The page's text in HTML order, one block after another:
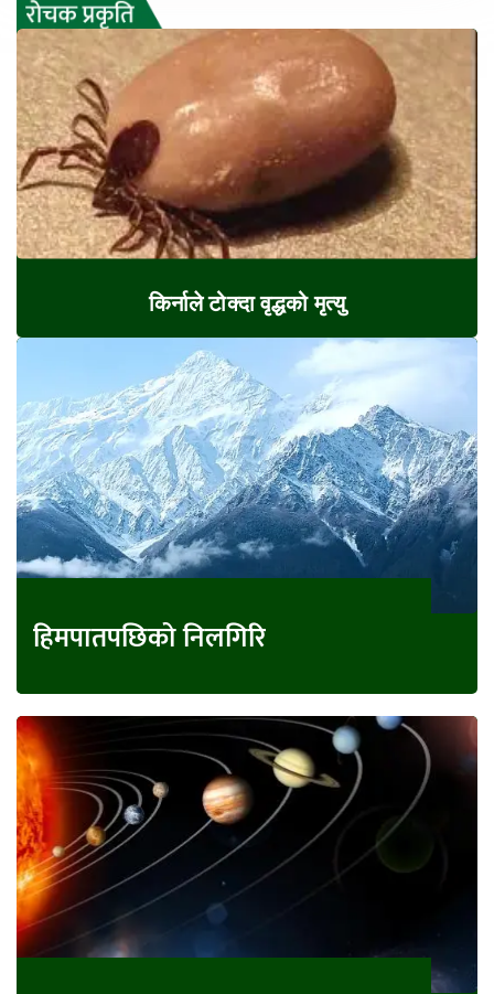
किर्नाले टोक्दा वृद्धको मृत्यु
हिमपातपछिको निलगिरि